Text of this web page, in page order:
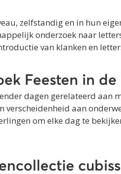
zelfstandig en in hun
onderzoek naar
van klanken en
Feesten in de
dagen gerelateerd aan
aan
om elke dag te
cubiss